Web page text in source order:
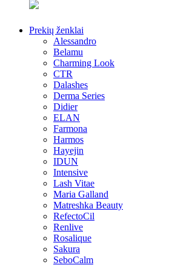
Prekių ženklai
Alessandro
Belamu
Charming Look
CTR
Dalashes
Derma Series
Didier
ELAN
Farmona
Harmos
Hayejin
IDUN
Intensive
Lash Vitae
Maria Galland
Matreshka Beauty
RefectoCil
Renlive
Rosalique
Sakura
SeboCalm